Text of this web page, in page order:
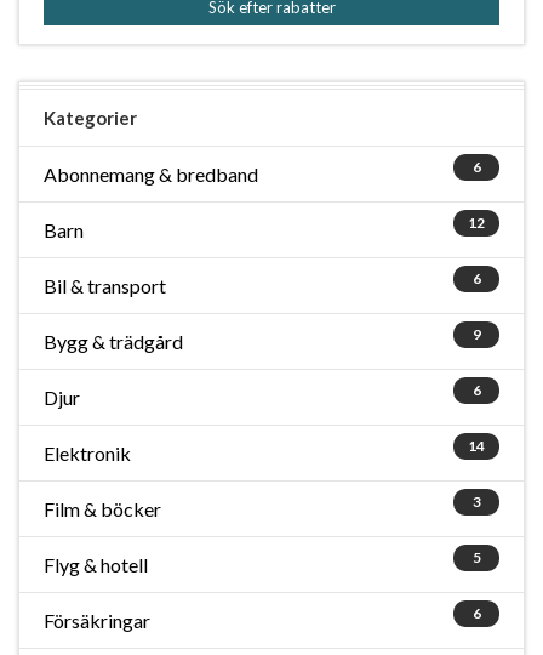
Sök efter rabatter
Kategorier
6
Abonnemang & bredband
12
Barn
6
Bil & transport
9
Bygg & trädgård
6
Djur
14
Elektronik
3
Film & böcker
5
Flyg & hotell
6
Försäkringar